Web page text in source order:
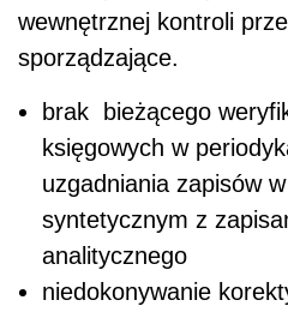
wewnętrznej kontroli
sporządzające.
brak bieżącego
księgowych w
uzgadniania zapisów w
syntetycznym z
analitycznego
niedokonywanie